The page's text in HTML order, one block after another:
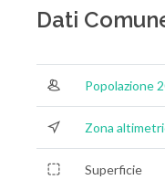
Dati
Popolazione
Zona
Superficie